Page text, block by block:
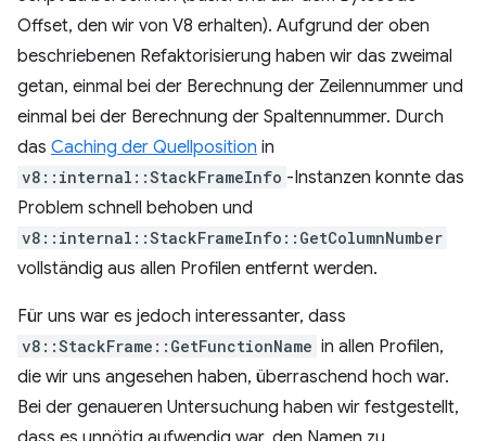
Offset, den wir von V8 erhalten). Aufgrund der oben
beschriebenen Refaktorisierung haben wir das zweimal
getan, einmal bei der Berechnung der Zeilennummer und
einmal bei der Berechnung der Spaltennummer. Durch
das Caching der Quellposition in
v8::internal::StackFrameInfo -Instanzen konnte das
Problem schnell behoben und
v8::internal::StackFrameInfo::GetColumnNumber
vollständig aus allen Profilen entfernt werden.
Für uns war es jedoch interessanter, dass
v8::StackFrame::GetFunctionName in allen Profilen,
die wir uns angesehen haben, überraschend hoch war.
Bei der genaueren Untersuchung haben wir festgestellt,